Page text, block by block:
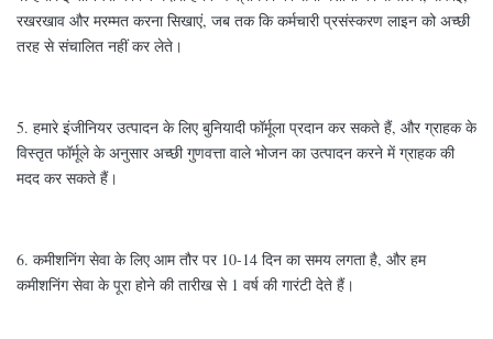
रखरखाव और मरम्मत करना सिखाएं, जब तक कि कर्मचारी प्रसंस्करण लाइन को अच्छी
तरह से संचालित नहीं कर लेते।
5. हमारे इंजीनियर उत्पादन के लिए बुनियादी फॉर्मूला प्रदान कर सकते हैं, और ग्राहक के
विस्तृत फॉर्मूले के अनुसार अच्छी गुणवत्ता वाले भोजन का उत्पादन करने में ग्राहक की
मदद कर सकते हैं।
6. कमीशनिंग सेवा के लिए आम तौर पर 10-14 दिन का समय लगता है, और हम
कमीशनिंग सेवा के पूरा होने की तारीख से 1 वर्ष की गारंटी देते हैं।